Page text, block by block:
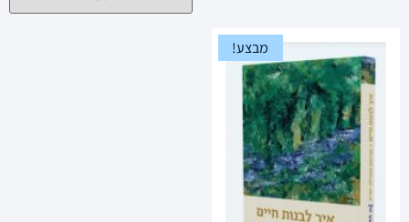
מבצע!